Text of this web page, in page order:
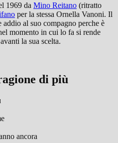
1969 da Mino Reitano (ritratto
per la stessa Ornella Vanoni. Il
al suo compagno perche è
momento in cui lo fa si rende
la sua scelta.
di più
ancora